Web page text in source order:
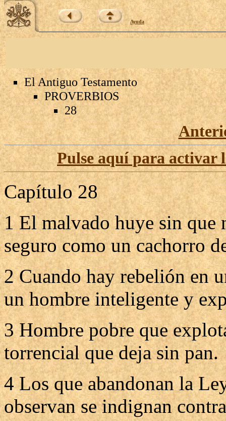
Ayuda
El Antiguo Testamento
PROVERBIOS
28
Pulse aquí para activar
Capítulo 28
1 El malvado huye sin que
seguro como un cachorro
2 Cuando hay rebelión en
un hombre inteligente y
3 Hombre pobre que
torrencial que deja sin pan.
4 Los que abandonan la
observan se indignan